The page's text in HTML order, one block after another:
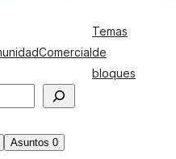
Comercial
Temas
de
bloques
Asuntos 0